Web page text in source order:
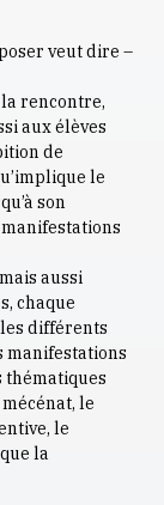
veut dire –
rencontre,
aux élèves
de
le
son
aussi
chaque
différents
manifestations
thématiques
le
le
la